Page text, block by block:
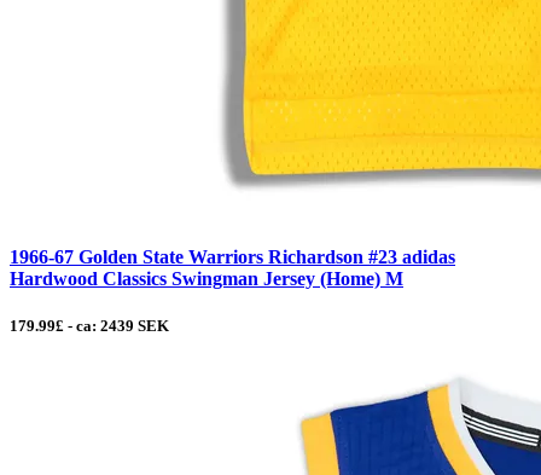
1966-67 Golden State Warriors Richardson #23 adidas
Hardwood Classics Swingman Jersey (Home) M
179.99£ - ca: 2439 SEK